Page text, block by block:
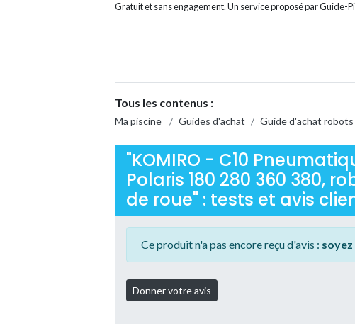
Gratuit et sans engagement. Un service proposé par Guide-
Tous les contenus :
Ma piscine / Guides d'achat / Guide d'achat robots
"KOMIRO - C10
Polaris 180 280 360 380,
de roue" : tests et avis
Ce produit n'a pas encore reçu d'avis :